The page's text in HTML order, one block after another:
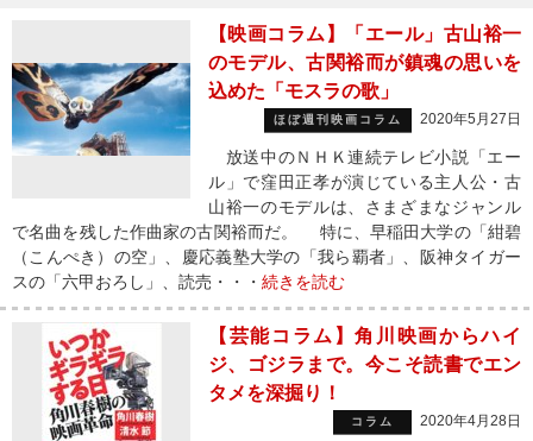
【映画コラム】「エール」古山裕一
のモデル、古関裕而が鎮魂の思いを
込めた「モスラの歌」
ほぼ週刊映画コラム 2020年5月27日
放送中のＮＨＫ連続テレビ小説「エー
ル」で窪田正孝が演じている主人公・古
山裕一のモデルは、さまざまなジャンル
で名曲を残した作曲家の古関裕而だ。 特に、早稲田大学の「紺碧
（こんぺき）の空」、慶応義塾大学の「我ら覇者」、阪神タイガー
スの「六甲おろし」、読売・・・ 続きを読む
【芸能コラム】角川映画からハイ
ジ、ゴジラまで。今こそ読書でエン
タメを深掘り！
コラム 2020年4月28日